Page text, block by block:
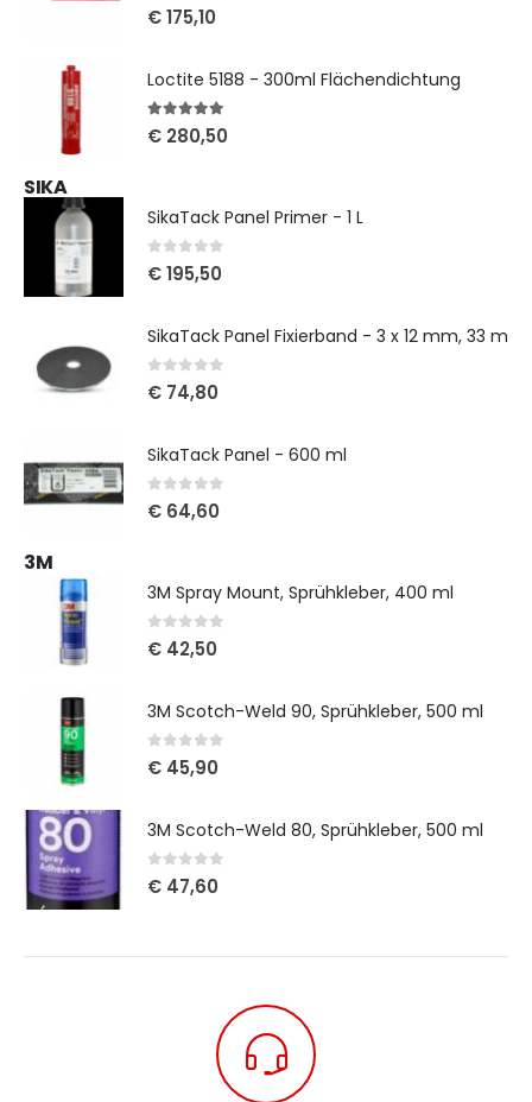
5out of 5
€175,10
Loctite 5188 - 300ml Flächendichtung
5out of 5
€ 280,50
SIKA
SikaTack Panel Primer - 1 L
0out of 5
€195,50
SikaTack Panel Fixierband - 3 x 12 mm, 33 m
0out of 5
€ 74,80
SikaTack Panel - 600 ml
0out of 5
€ 64,60
3M
3M Spray Mount, Sprühkleber, 400 ml
0out of 5
€ 42,50
3M Scotch-Weld 90, Sprühkleber, 500 ml
0out of 5
€ 45,90
3M Scotch-Weld 80, Sprühkleber, 500 ml
0out of 5
€ 47,60